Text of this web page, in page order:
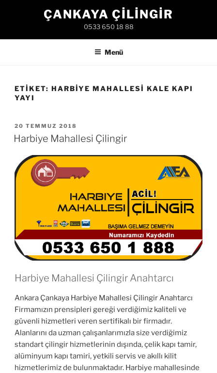
ÇANKAYA ÇILINGIR
0533 650 18 88
Menü
ETIKET: HARBIYE MAHALLESI KALE KAPI
YAYI
YAYIM
TARIHI
20 TEMMUZ 2018
Harbiye Mahallesi Çilingir
Harbiye Mahallesi Çilingir Anahtarcı
Ankara Çankaya Harbiye Mahallesi Çilingir Anahtarcı
Firmamızın prensipleri gereği verdiğimiz kaliteli ve
güvenli hizmetleri veren sertifikalı bir firmadır.
Alanlarını da uzman çalışanlarımızla size verdiğimiz
standart çilingir hizmetlerinin dışında, çelik kapı tamir,
alüminyum kapı tamiri, yetkili servis ve akıllı kilit
hizmetlerimiz de bulunmaktadır. Harbiye mahallesinde